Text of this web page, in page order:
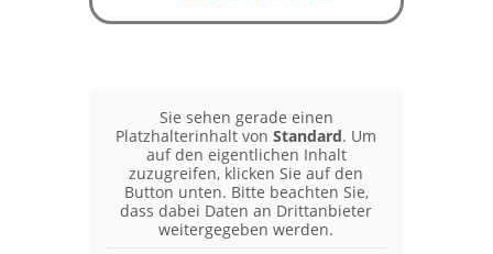
Sie sehen gerade einen
Platzhalterinhalt vonStandard. Um
auf den eigentlichen Inhalt
zuzugreifen, klicken Sie auf den
Button unten. Bitte beachten Sie,
dass dabei Daten an Drittanbieter
weitergegeben werden.